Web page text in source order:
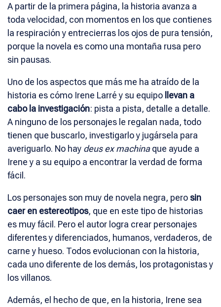
A partir de la primera página, la historia avanza a
toda velocidad, con momentos en los que contienes
la respiración y entrecierras los ojos de pura tensión,
porque la novela es como una montaña rusa pero
sin pausas.
Uno de los aspectos que más me ha atraído de la
historia es cómo Irene Larré y su equipo llevan a
cabo la investigación: pista a pista, detalle a detalle.
A ninguno de los personajes le regalan nada, todo
tienen que buscarlo, investigarlo y jugársela para
averiguarlo. No hay deus ex machinaque ayude a
Irene y a su equipo a encontrar la verdad de forma
fácil.
Los personajes son muy de novela negra, pero sin
caer en estereotipos, que en este tipo de historias
es muy fácil. Pero el autor logra crear personajes
diferentes y diferenciados, humanos, verdaderos, de
carne y hueso. Todos evolucionan con la historia,
cada uno diferente de los demás, los protagonistas y
los villanos.
Además, el hecho de que, en la historia, Irene sea